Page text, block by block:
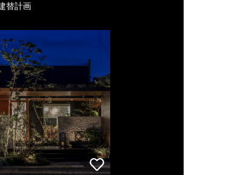
替計画